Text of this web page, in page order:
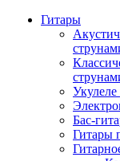
Гитары
Бас-
Гитары